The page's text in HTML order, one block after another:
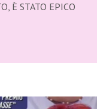
È STATO EPICO